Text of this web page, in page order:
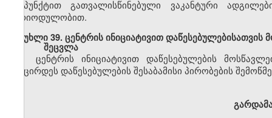
ქვეპუნქტით გათვალისწინებული ვაკანტური
პერიოდულობით.
მუხლი39. ცენტრის ინიციატივით
შეცვლა
ცენტრის ინიციატივით დაწესებულების
შემცირდეს დაწესებულების შესაბამისი პირობების